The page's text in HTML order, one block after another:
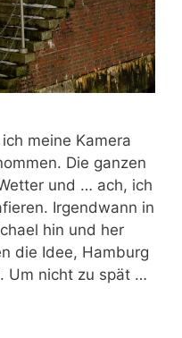
meine Kamera
Die ganzen
und … ach, ich
Irgendwann in
hin und her
die Idee, Hamburg
Um nicht zu spät …